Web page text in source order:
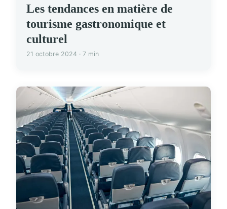
Les tendances en matière de
tourisme gastronomique et
culturel
21 octobre 2024 · 7 min